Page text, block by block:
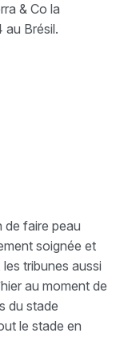
& Co la
au Brésil.
de faire peau
soignée et
tribunes aussi
au moment de
du stade
le stade en